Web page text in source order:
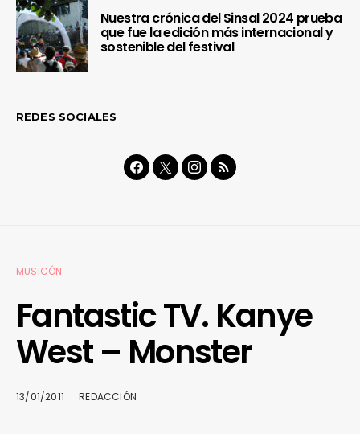
Nuestra crónica del Sinsal 2024 prueba
que fue la edición más internacional y
sostenible del festival
REDES SOCIALES
MUSICÓN
Fantastic TV. Kanye
West – Monster
13/01/2011 REDACCIÓN